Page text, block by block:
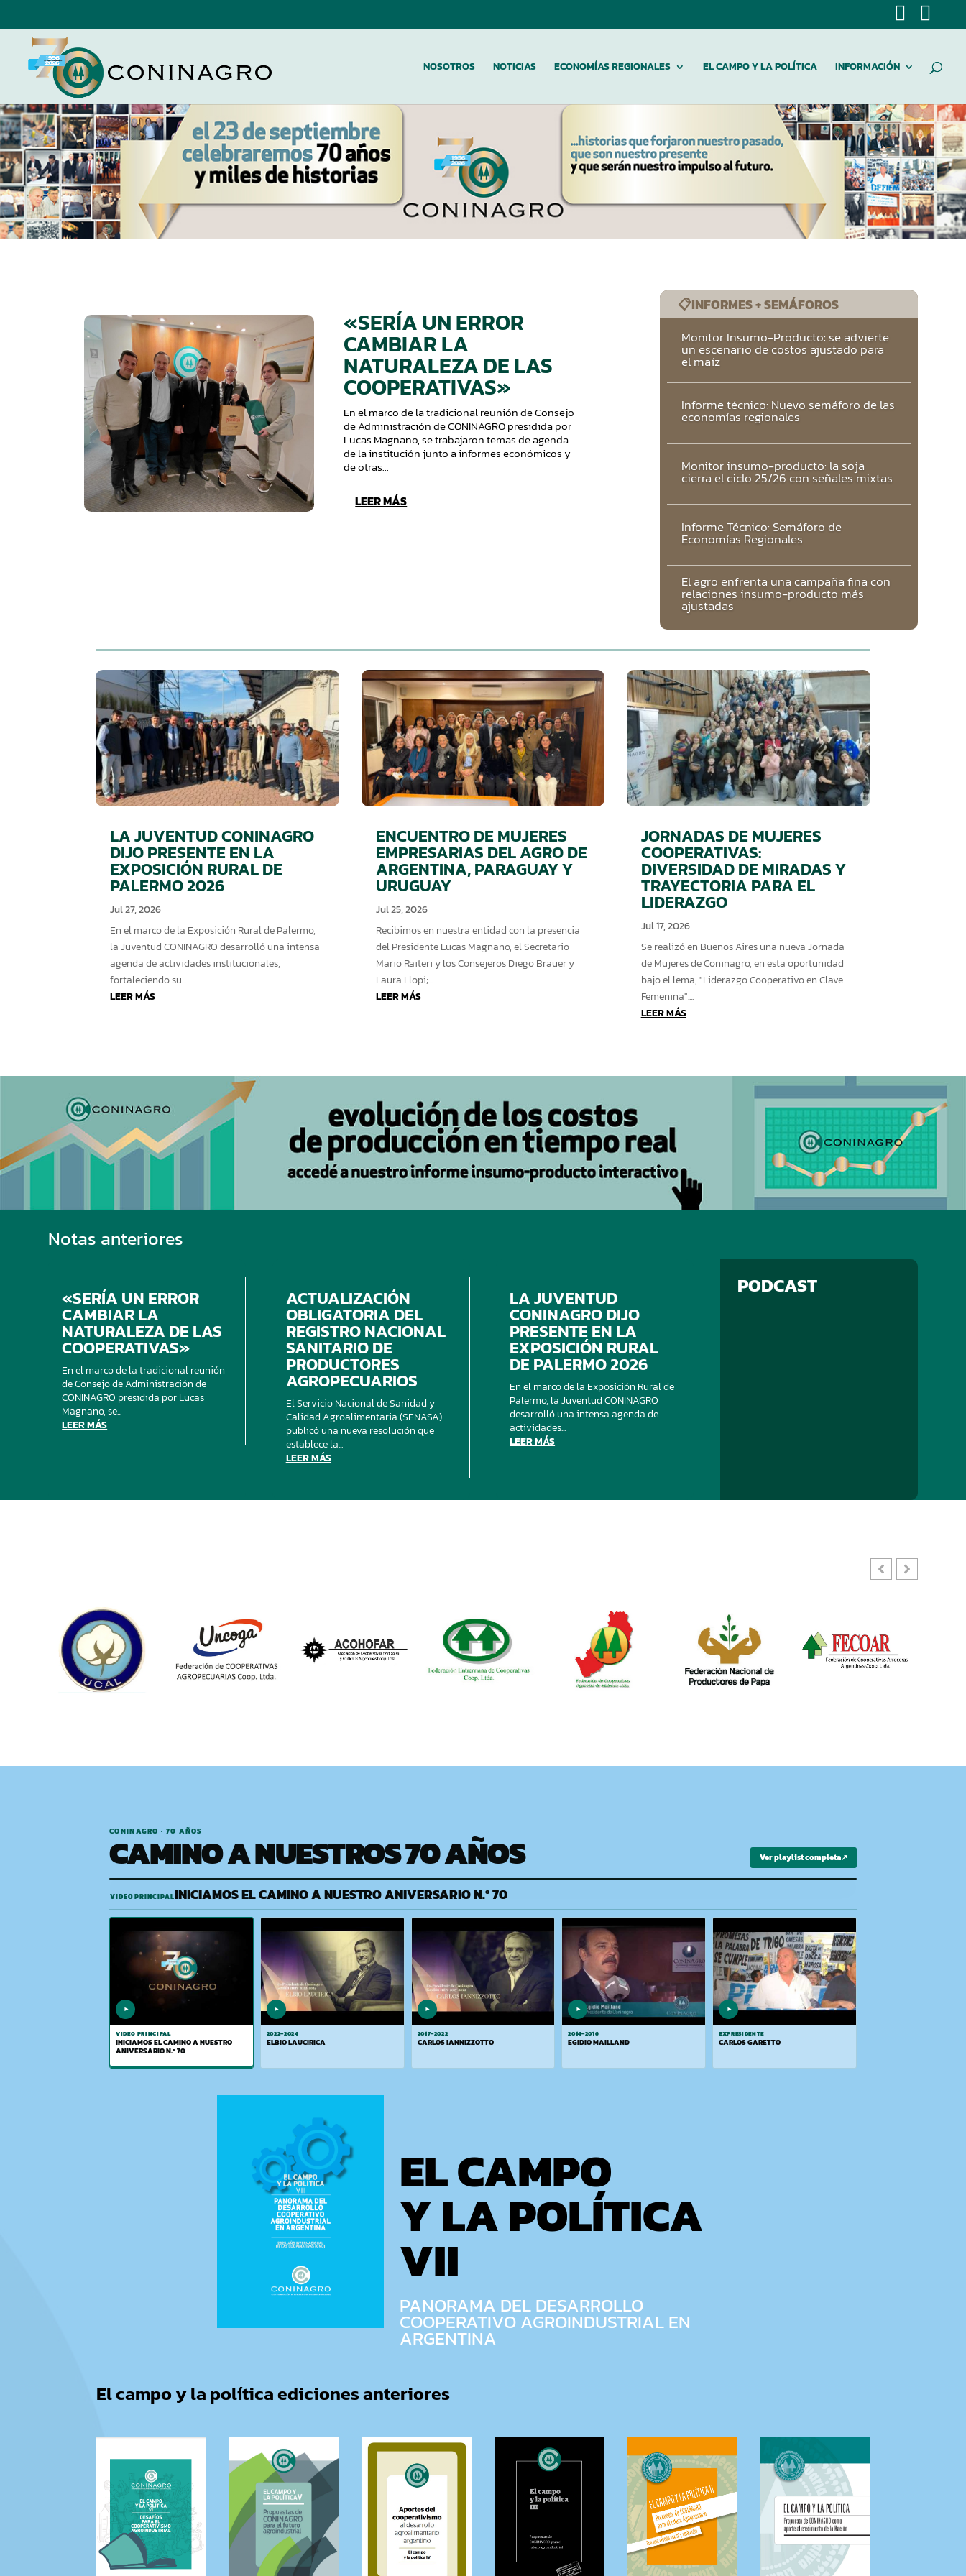
NOSOTROS NOTICIAS ECONOMÍAS REGIONALES EL CAMPO Y LA POLÍTICA INFORMACIÓN
«SERÍA UN ERROR
CAMBIAR LA
NATURALEZA DE LAS
COOPERATIVAS»
En el marco de la tradicional reunión de Consejo
de Administración de CONINAGRO presidida por
Lucas Magnano, se trabajaron temas de agenda
de la institución junto a informes económicos y
de otras...
LEER MÁS
📋INFORMES + SEMÁFOROS
Monitor Insumo-Producto: se advierte
un escenario de costos ajustado para
el maíz
Informe técnico: Nuevo semáforo de las
economías regionales
Monitor insumo-producto: la soja
cierra el ciclo 25/26 con señales mixtas
Informe Técnico: Semáforo de
Economías Regionales
El agro enfrenta una campaña fina con
relaciones insumo-producto más
ajustadas
LA JUVENTUD CONINAGRO
DIJO PRESENTE EN LA
EXPOSICIÓN RURAL DE
PALERMO 2026
Jul 27, 2026
En el marco de la Exposición Rural de Palermo,
la Juventud CONINAGRO desarrolló una intensa
agenda de actividades institucionales,
fortaleciendo su...
LEER MÁS
ENCUENTRO DE MUJERES
EMPRESARIAS DEL AGRO DE
ARGENTINA, PARAGUAY Y
URUGUAY
Jul 25, 2026
Recibimos en nuestra entidad con la presencia
del Presidente Lucas Magnano, el Secretario
Mario Raiteri y los Consejeros Diego Brauer y
Laura Llopi;...
LEER MÁS
JORNADAS DE MUJERES
COOPERATIVAS:
DIVERSIDAD DE MIRADAS Y
TRAYECTORIA PARA EL
LIDERAZGO
Jul 17, 2026
Se realizó en Buenos Aires una nueva Jornada
de Mujeres de Coninagro, en esta oportunidad
bajo el lema, "Liderazgo Cooperativo en Clave
Femenina"....
LEER MÁS
Notas anteriores
«SERÍA UN ERROR
CAMBIAR LA
NATURALEZA DE LAS
COOPERATIVAS»
En el marco de la tradicional reunión
de Consejo de Administración de
CONINAGRO presidida por Lucas
Magnano, se...
LEER MÁS
ACTUALIZACIÓN
OBLIGATORIA DEL
REGISTRO NACIONAL
SANITARIO DE
PRODUCTORES
AGROPECUARIOS
El Servicio Nacional de Sanidad y
Calidad Agroalimentaria (SENASA)
publicó una nueva resolución que
establece la...
LEER MÁS
LA JUVENTUD
CONINAGRO DIJO
PRESENTE EN LA
EXPOSICIÓN RURAL
DE PALERMO 2026
En el marco de la Exposición Rural de
Palermo, la Juventud CONINAGRO
desarrolló una intensa agenda de
actividades...
LEER MÁS
PODCAST
CONINAGRO · 70 AÑOS
CAMINO A NUESTROS 70 AÑOS Ver playlist completa↗
VIDEO PRINCIPALINICIAMOS EL CAMINO A NUESTRO ANIVERSARIO N.º 70
▶
VIDEO PRINCIPAL
INICIAMOS EL CAMINO A NUESTRO
ANIVERSARIO N.º 70
▶
2022–2024
ELBIO LAUCIRICA
▶
2017–2022
CARLOS IANNIZZOTTO
▶
2014–2016
EGIDIO MAILLAND
▶
EXPRESIDENTE
CARLOS GARETTO
EL CAMPO
Y LA POLÍTICA
VII
PANORAMA DEL DESARROLLO
COOPERATIVO AGROINDUSTRIAL EN
ARGENTINA
El campo y la política ediciones anteriores